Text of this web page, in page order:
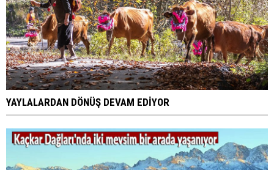
YAYLALARDAN DÖNÜŞ DEVAM EDİYOR